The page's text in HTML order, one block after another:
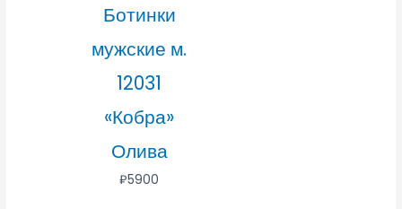
Ботинки
мужские м.
12031
«Кобра»
Олива
₽5900